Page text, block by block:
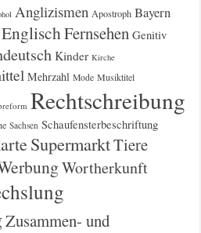
Anglizismen Apostroph Bayern
EnglischFernsehen Genitiv
Kinder Kirche
Mehrzahl Mode Musiktitel
Rechtschreibung
Sachsen Schaufensterbeschriftung
SupermarktTiere
Wortherkunft
Zusammen- und